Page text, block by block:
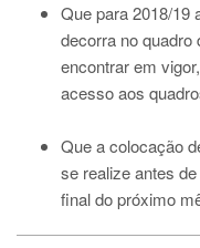
Que para 2018/19
decorra no
encontrar em
acesso aos
Que a colocação
se realize antes
final do próximo